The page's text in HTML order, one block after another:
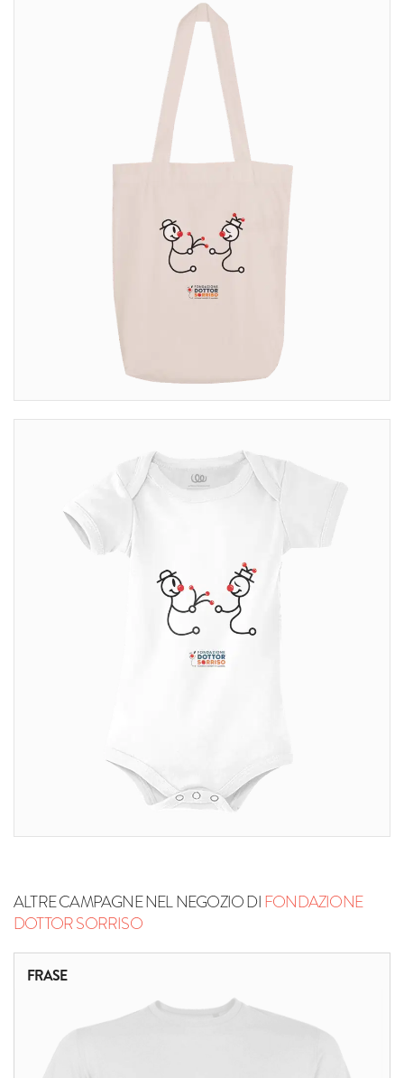
ALTRE CAMPAGNE NEL NEGOZIO DIFONDAZIONE
DOTTOR SORRISO
FRASE